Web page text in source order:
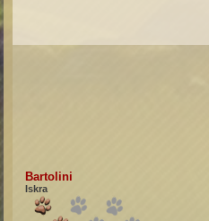
Bartolini
Iskra